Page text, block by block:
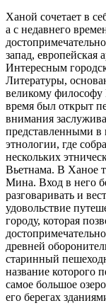
Ханой сочетает в
а с недавнего
запад, европейская
Интересным
Литературы,
великому
время был открыт
внимания
представленными в
этнологии, где
нескольких
Вьетнама. В Ханое
Мина. Вход в него
разговаривать и
удовольствие
городу, которая
древней
старинный
название которого
самое большое
его берегах